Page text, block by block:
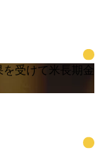
を受けて米長期金